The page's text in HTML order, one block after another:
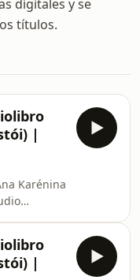
digitales y se
títulos.
|
Karénina
limpio y
|